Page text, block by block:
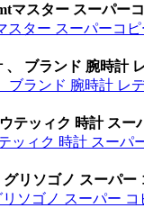
マスター スーパー
スター スーパーコ
ブランド 腕時計
ブランド 腕時計 レ
テッィク 時計 スー
ッィク 時計 スーパ
リソゴノ スーパー
ソゴノ スーパー コ